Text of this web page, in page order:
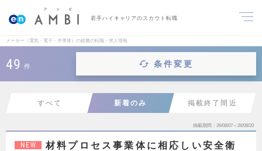
若手ハイキャリアのスカウト転職
メーカー（電気・電子・半導体）の総務の転職・求人情報
49 件 条件変更
すべて 新着のみ 掲載終了間近
掲載期間 26/08/07～26/08/20
NEW
材料プロセス事業体に相応しい安全衛